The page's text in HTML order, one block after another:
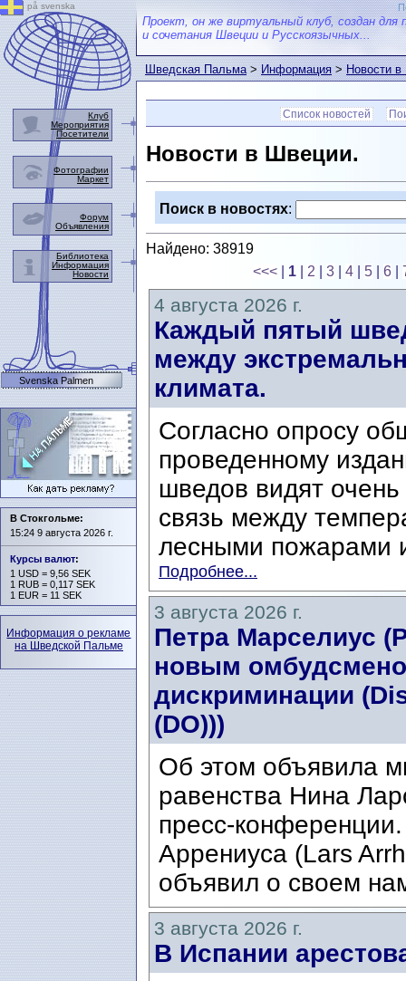
Проект, он же виртуальный клуб, создан для
и сочетания Швеции и Русскоязычных...
Шведская Пальма>Информация>Новости
Список новостей
Новости в Швеции.
Поиск в новостях:
Найдено: 38919
<<<
1 2 3 4 5 6
4 августа 2026 г.
Каждый пятый
между
климата.
Согласно опросу
проведенному
шведов видят
связь между
лесными пожарами
Подробнее...
3 августа 2026 г.
Петра Марселиус
новым
дискриминации
(DO)))
Об этом объявила
равенства Нина
пресс-
Аррениуса (Lars
объявил о своем
3 августа 2026 г.
В Испании
på svenska
Клуб
Мероприятия
Посетители
Фотографии
Маркет
Форум
Объявления
Библиотека
Информация
Новости
Svenska Palmen
В Стокгольме:
15:24 9 августа 2026 г.
Курсы валют:
1 USD = 9,56 SEK
1 RUB = 0,117 SEK
1 EUR = 11 SEK
Информация о рекламе
на Шведской Пальме